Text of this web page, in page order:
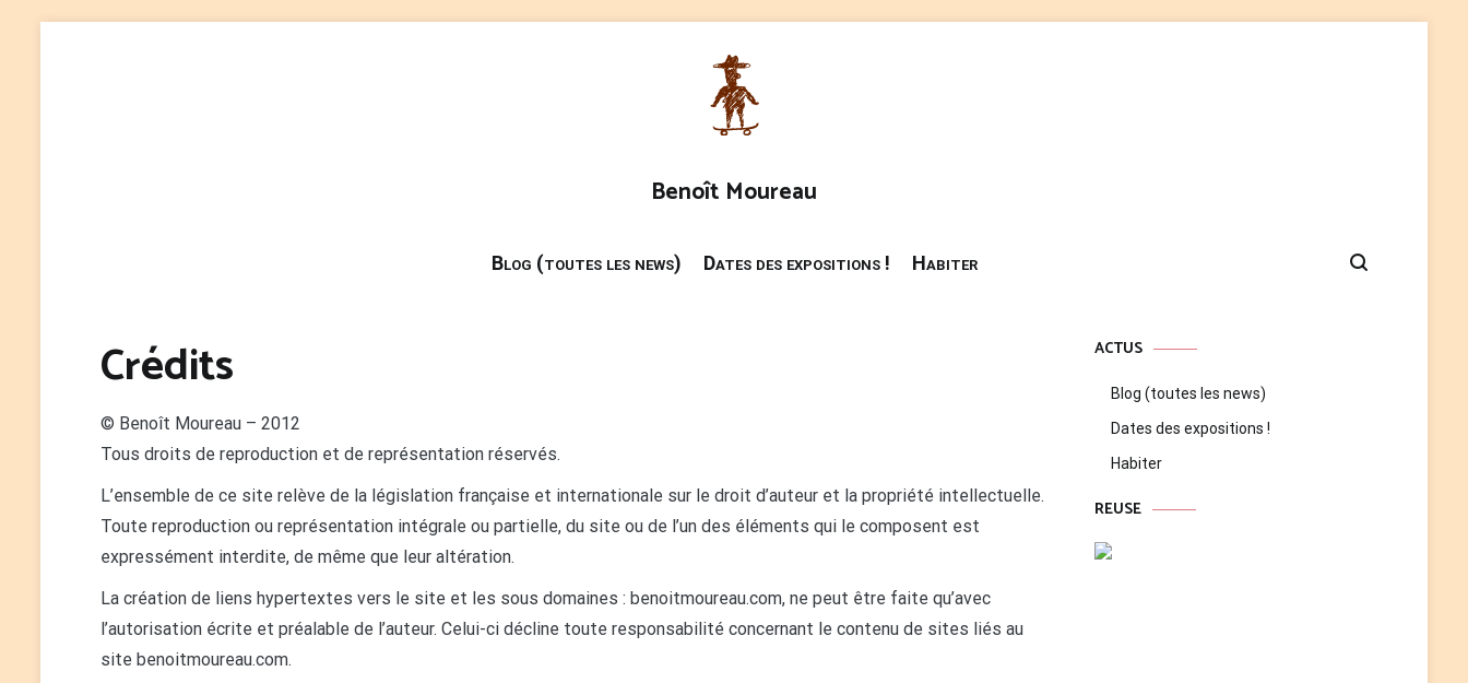
Benoît Moureau
Blog (toutes les news) Dates des expositions ! Habiter
Crédits
© Benoît Moureau – 2012
Tous droits de reproduction et de représentation réservés.
L’ensemble de ce site relève de la législation française et internationale sur le droit d’auteur et la propriété intellectuelle.
Toute reproduction ou représentation intégrale ou partielle, du site ou de l’un des éléments qui le composent est
expressément interdite, de même que leur altération.
La création de liens hypertextes vers le site et les sous domaines : benoitmoureau.com, ne peut être faite qu’avec
l’autorisation écrite et préalable de l’auteur. Celui-ci décline toute responsabilité concernant le contenu de sites liés au
site benoitmoureau.com.
ACTUS
Blog (toutes les news)
Dates des expositions !
Habiter
REUSE